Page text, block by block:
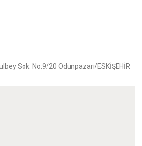
Sok. No:9/20 Odunpazarı/ESKİŞEHİR